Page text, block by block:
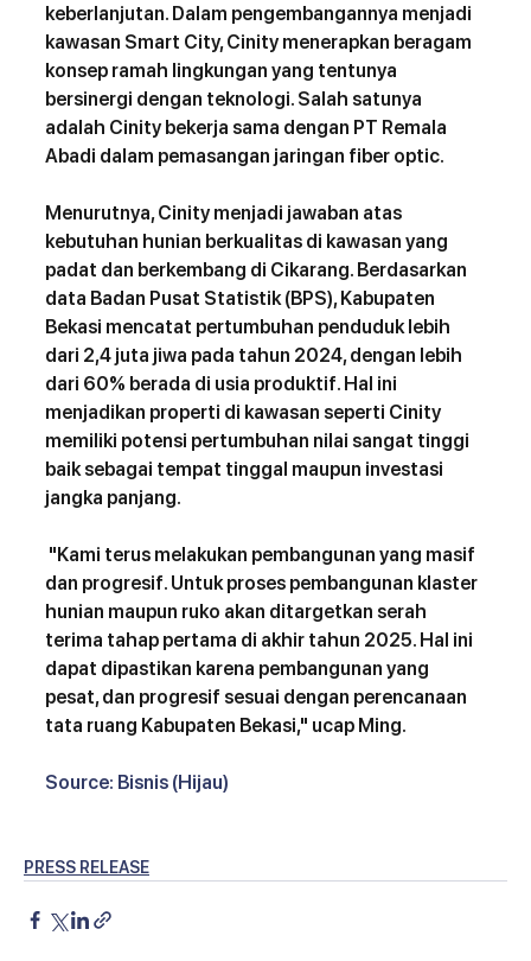
keberlanjutan. Dalam pengembangannya menjadi
kawasan Smart City, Cinity menerapkan beragam
konsep ramah lingkungan yang tentunya
bersinergi dengan teknologi. Salah satunya
adalah Cinity bekerja sama dengan PT Remala
Abadi dalam pemasangan jaringan fiber optic.
Menurutnya, Cinity menjadi jawaban atas
kebutuhan hunian berkualitas di kawasan yang
padat dan berkembang di Cikarang. Berdasarkan
data Badan Pusat Statistik (BPS), Kabupaten
Bekasi mencatat pertumbuhan penduduk lebih
dari 2,4 juta jiwa pada tahun 2024, dengan lebih
dari 60% berada di usia produktif. Hal ini
menjadikan properti di kawasan seperti Cinity
memiliki potensi pertumbuhan nilai sangat tinggi
baik sebagai tempat tinggal maupun investasi
jangka panjang.
dan progresif. Untuk proses pembangunan klaster
hunian maupun ruko akan ditargetkan serah
terima tahap pertama di akhir tahun 2025. Hal ini
dapat dipastikan karena pembangunan yang
pesat, dan progresif sesuai dengan perencanaan
tata ruang Kabupaten Bekasi," ucap Ming.
Source: Bisnis (Hijau)
PRESS RELEASE